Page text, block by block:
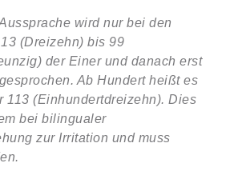
wird nur bei den
(Dreizehn) bis 99
der Einer und danach erst
Ab Hundert heißt es
113 (Einhundertdreizehn). Dies
bei bilingualer
zur Irritation und muss